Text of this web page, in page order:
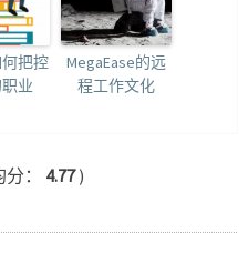
把控
业
MegaEase的远
程工作文化
： 4.77)